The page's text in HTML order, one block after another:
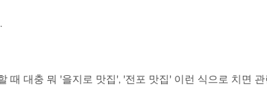
때 대충 뭐 '을지로 맛집', '전포 맛집' 이런 식으로 치면